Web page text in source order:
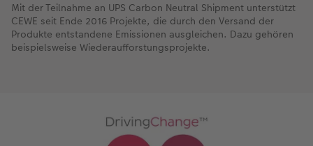
Mit der Teilnahme an UPS Carbon Neutral Shipment unterstützt
CEWE seit Ende 2016 Projekte, die durch den Versand der
Produkte entstandene Emissionen ausgleichen. Dazu gehören
beispielsweise Wiederaufforstungsprojekte.